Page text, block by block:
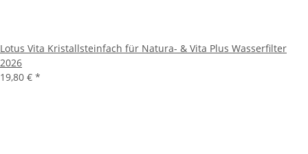
Lotus Vita Kristallsteinfach für Natura- & Vita Plus Wasserfilter
2026
19,80 € *